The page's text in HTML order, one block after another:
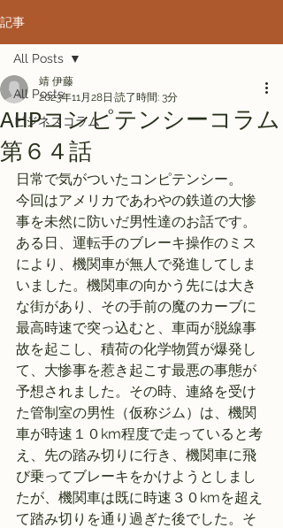
記事
All Posts
ビジネスコラム
All Posts
AHPコンピテンシーコラム
第６４話
靖 伊藤
2023年11月28日 読了時間: 3分
日常で気がついたコンピテンシー。
今回はアメリカであわやの鉄道の大惨
事を未然に防いだ男性達のお話です。
ある日、運転手のブレーキ操作のミス
により、機関車が無人で発進してしま
いました。機関車の向かう先には大き
な街があり、その手前の魔のカーブに
最高時速で突っ込むと、車両が脱線事
故を起こし、積荷の化学物質が爆発し
て、大惨事を惹き起こす最悪の事態が
予想されました。その時、連絡を受け
た管制室の男性（仮称ジム）は、機関
車が時速１０km程度で走っていると考
え、先の踏み切りに行き、機関車に飛
び乗ってブレーキをかけようとしまし
たが、機関車は既に時速３０kmを超え
て踏み切りを通り過ぎた後でした。そ